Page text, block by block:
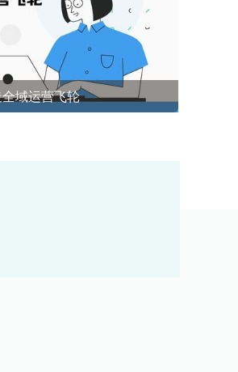
能悟到的社群成单策略
域运营飞轮